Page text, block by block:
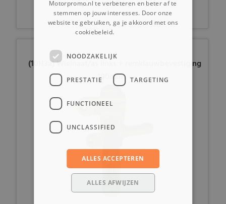
(10H3a) Wielnaaf/as links + remklauwbevestiging
100mm
Motorpromo.nl te verbeteren en beter af te
stemmen op jouw interesses. Door onze
website te gebruiken, ga je akkoord met ons
cookiebeleid.
NOODZAKELIJK
PRESTATIE TARGETING
FUNCTIONEEL
UNCLASSIFIED
ALLES ACCEPTEREN
ALLES AFWIJZEN